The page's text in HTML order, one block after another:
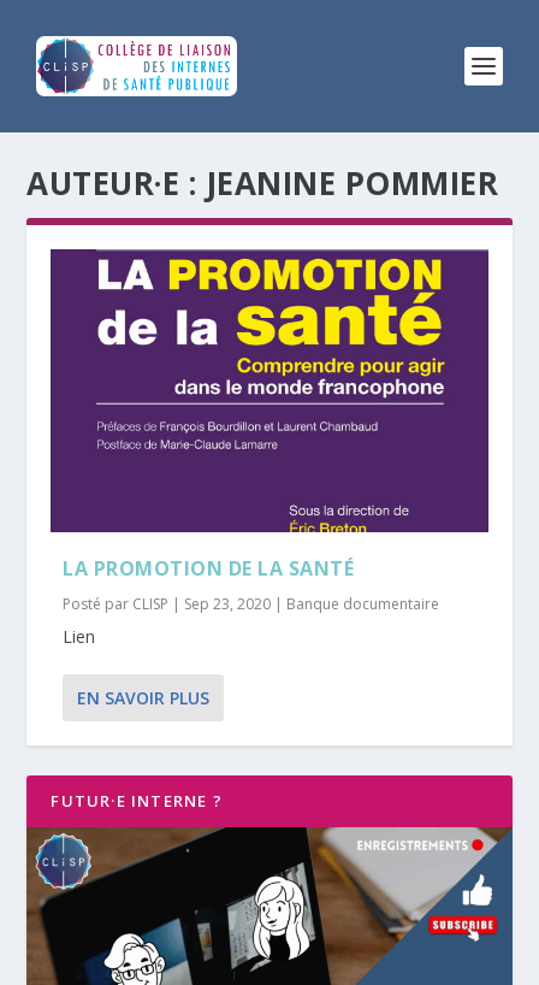
AUTEUR·E : JEANINE POMMIER
LA PROMOTION DE LA SANTÉ
Posté par CLISP | Sep 23, 2020 | Banque documentaire
Lien
EN SAVOIR PLUS
FUTUR·E INTERNE ?